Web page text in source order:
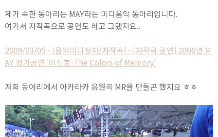
제가 속한 동아리는 MAY라는 미디음악 동아리입니다.
여기서 자작곡으로 공연도 하고 그랬지요..
2009/03/05 - [음악미디상자/자작곡] - [자작곡 공연] 2006년 M
AY 정기공연 '이진호-The Colors of Memory'
저희 동아리에서 아카라카 응원곡 MR을 만들곤 했지요 ㅎㅎ